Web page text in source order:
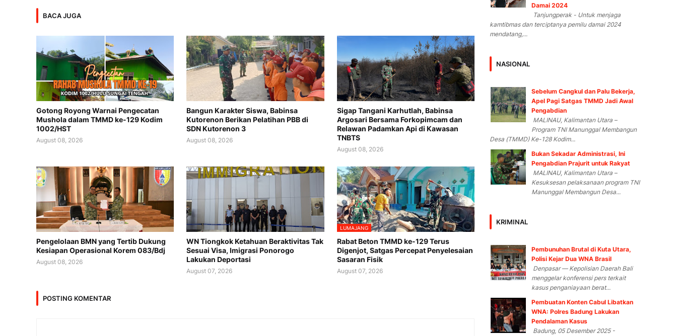
BACA JUGA
Gotong Royong Warnai Pengecatan
Mushola dalam TMMD ke-129 Kodim
1002/HST
August 08, 2026
Bangun Karakter Siswa, Babinsa
Kutorenon Berikan Pelatihan PBB di
SDN Kutorenon 3
August 08, 2026
Sigap Tangani Karhutlah, Babinsa
Argosari Bersama Forkopimcam dan
Relawan Padamkan Api di Kawasan
TNBTS
August 08, 2026
Pengelolaan BMN yang Tertib Dukung
Kesiapan Operasional Korem 083/Bdj
August 08, 2026
WN Tiongkok Ketahuan Beraktivitas Tak
Sesuai Visa, Imigrasi Ponorogo
Lakukan Deportasi
August 07, 2026
LUMAJANG
Rabat Beton TMMD ke-129 Terus
Digenjot, Satgas Percepat Penyelesaian
Sasaran Fisik
August 07, 2026
POSTING KOMENTAR
Damai 2024
Tanjungperak - Untuk menjaga
kamtibmas dan terciptanya pemilu damai 2024
mendatang,...
NASIONAL
Sebelum Cangkul dan Palu Bekerja,
Apel Pagi Satgas TMMD Jadi Awal
Pengabdian
MALINAU, Kalimantan Utara –
Program TNI Manunggal Membangun
Desa (TMMD) Ke-128 Kodim...
Bukan Sekadar Administrasi, Ini
Pengabdian Prajurit untuk Rakyat
MALINAU, Kalimantan Utara –
Kesuksesan pelaksanaan program TNI
Manunggal Membangun Desa...
KRIMINAL
Pembunuhan Brutal di Kuta Utara,
Polisi Kejar Dua WNA Brasil
Denpasar — Kepolisian Daerah Bali
menggelar konferensi pers terkait
kasus penganiayaan berat...
Pembuatan Konten Cabul Libatkan
WNA: Polres Badung Lakukan
Pendalaman Kasus
Badung, 05 Desember 2025 -